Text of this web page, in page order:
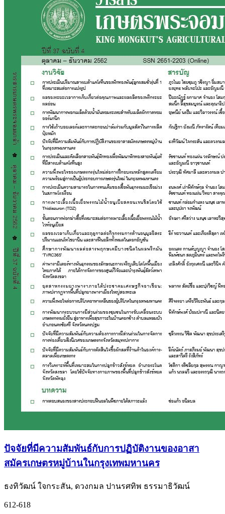
ปัจจัยที่มีความสัมพันธ์กับการปฏิบัติงานของอาสา
สมัครเกษตรหมู่บ้านในกรุงเทพมหานคร
ธงทิวัฒน์ ใจกระสัน, ดวงกมล ปานรศทิพ ธรรมาธิวัฒน์
612-618